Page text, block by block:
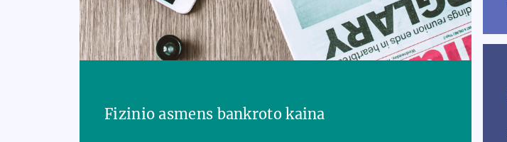
Fizinio asmens bankroto kaina